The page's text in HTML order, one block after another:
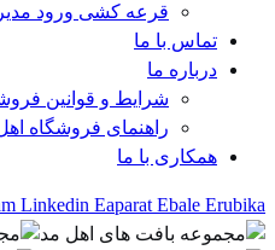
قرعه کشی ورود
تماس با ما
درباره ما
شرایط و قوانین
راهنمای فروشگاه
همکاری با ما
Linkedin Eaparat Ebale Erubika